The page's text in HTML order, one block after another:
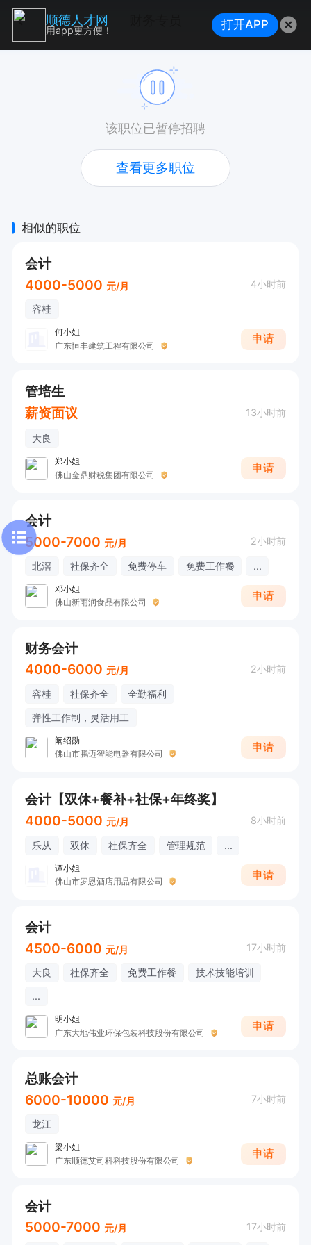
该职位已暂停招聘
查看更多职位
相似的职位
会计
4000-5000 元/月 4小时前
容桂
何小姐
广东恒丰建筑工程有限公司
申请
管培生
薪资面议
13小时前
大良
郑小姐
佛山金鼎财税集团有限公司
申请
会计
5000-7000 元/月 2小时前
北滘 社保齐全 免费停车 免费工作餐 ...
邓小姐
佛山新雨润食品有限公司
申请
财务会计
4000-6000 元/月 2小时前
容桂 社保齐全
全勤福利
弹性工作制，灵活用工
阚绍勋
佛山市鹏迈智能电器有限公司
申请
会计【双休+餐补+社保+年终奖】
4000-5000 元/月 8小时前
乐从 双休 社保齐全 管理规范 ...
谭小姐
佛山市罗恩酒店用品有限公司
申请
会计
4500-6000 元/月 17小时前
大良 社保齐全 免费工作餐
技术技能培训
...
明小姐
广东大地伟业环保包装科技股份有限公司
申请
总账会计
6000-10000 元/月 7小时前
龙江
梁小姐
广东顺德艾司科科技股份有限公司
申请
会计
5000-7000 元/月 17小时前
顺德人才网
用app更方便！ 打开APP